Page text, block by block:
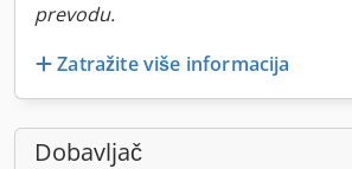
prevodu.
Zatražite više informacija
Dobavljač